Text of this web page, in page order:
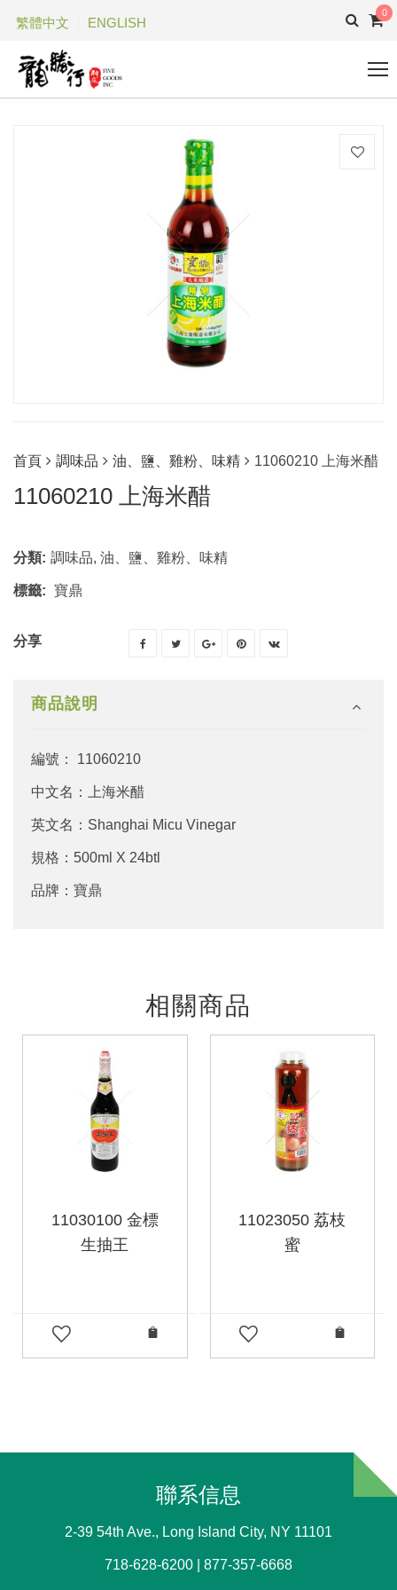
繁體中文 ENGLISH
0
首頁 調味品 油、鹽、雞粉、味精 11060210 上海米醋
11060210 上海米醋
分類: 調味品, 油、鹽、雞粉、味精
標籤: 寶鼎
分享
商品說明
編號： 11060210
中文名：上海米醋
英文名：Shanghai Micu Vinegar
規格：500ml X 24btl
品牌：寶鼎
相關商品
11030100 金標
生抽王
11023050 荔枝
蜜
聯系信息
2-39 54th Ave., Long Island City, NY 11101
718-628-6200 | 877-357-6668